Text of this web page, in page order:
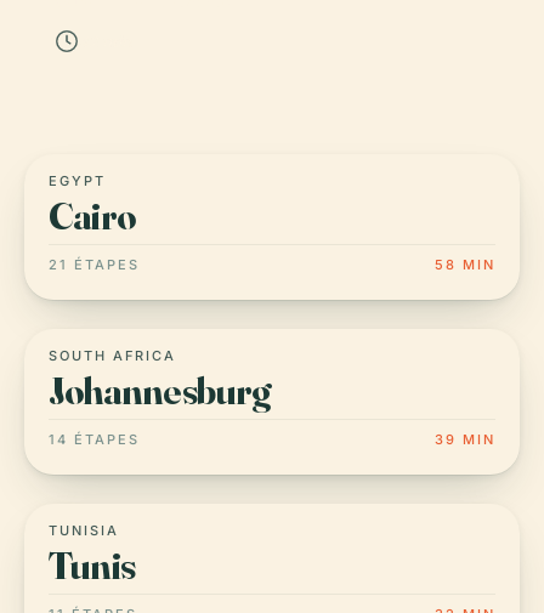
EGYPT
Cairo
21 ÉTAPES 58 MIN
SOUTH AFRICA
Johannesburg
14 ÉTAPES 39 MIN
TUNISIA
Tunis